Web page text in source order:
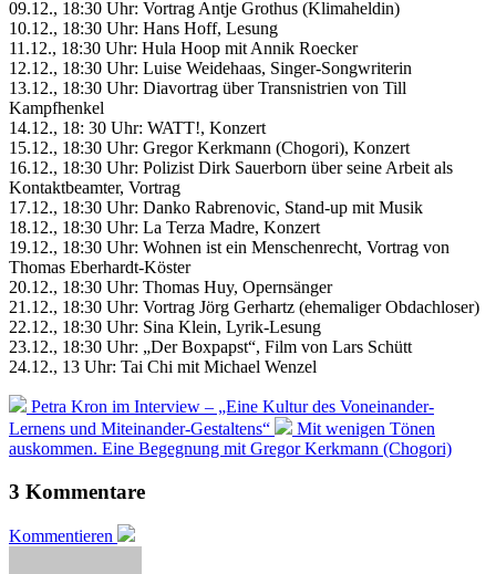
09.12., 18:30 Uhr: Vortrag Antje Grothus (Klimaheldin)
10.12., 18:30 Uhr: Hans Hoff, Lesung
11.12., 18:30 Uhr: Hula Hoop mit Annik Roecker
12.12., 18:30 Uhr: Luise Weidehaas, Singer-Songwriterin
13.12., 18:30 Uhr: Diavortrag über Transnistrien von Till
Kampfhenkel
14.12., 18: 30 Uhr: WATT!, Konzert
15.12., 18:30 Uhr: Gregor Kerkmann (Chogori), Konzert
16.12., 18:30 Uhr: Polizist Dirk Sauerborn über seine Arbeit als
Kontaktbeamter, Vortrag
17.12., 18:30 Uhr: Danko Rabrenovic, Stand-up mit Musik
18.12., 18:30 Uhr: La Terza Madre, Konzert
19.12., 18:30 Uhr: Wohnen ist ein Menschenrecht, Vortrag von
Thomas Eberhardt-Köster
20.12., 18:30 Uhr: Thomas Huy, Opernsänger
21.12., 18:30 Uhr: Vortrag Jörg Gerhartz (ehemaliger Obdachloser)
22.12., 18:30 Uhr: Sina Klein, Lyrik-Lesung
23.12., 18:30 Uhr: „Der Boxpapst“, Film von Lars Schütt
24.12., 13 Uhr: Tai Chi mit Michael Wenzel
Petra Kron im Interview – „Eine Kultur des Voneinander-
Lernens und Miteinander-Gestaltens“
Mit wenigen Tönen
auskommen. Eine Begegnung mit Gregor Kerkmann (Chogori)
3 Kommentare
Kommentieren